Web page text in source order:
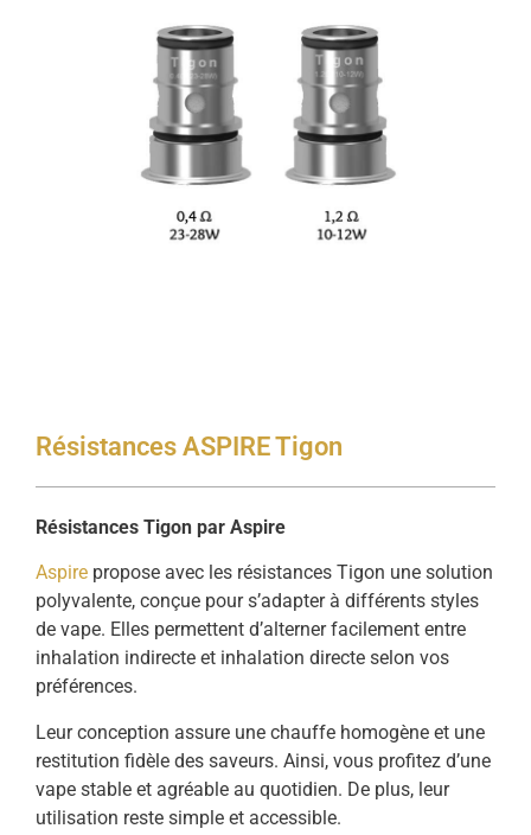
Résistances ASPIRE Tigon
Résistances Tigon par Aspire
Aspire propose avec les résistances Tigon une solution
polyvalente, conçue pour s’adapter à différents styles
de vape. Elles permettent d’alterner facilement entre
inhalation indirecte et inhalation directe selon vos
préférences.
Leur conception assure une chauffe homogène et une
restitution fidèle des saveurs. Ainsi, vous profitez d’une
vape stable et agréable au quotidien. De plus, leur
utilisation reste simple et accessible.